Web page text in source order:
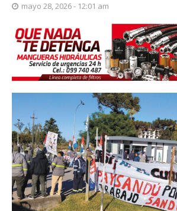
mayo 28, 2026 - 12:01 am